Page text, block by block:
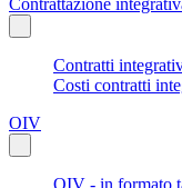
Contratti
Costi contratti
OIV
OIV - in formato